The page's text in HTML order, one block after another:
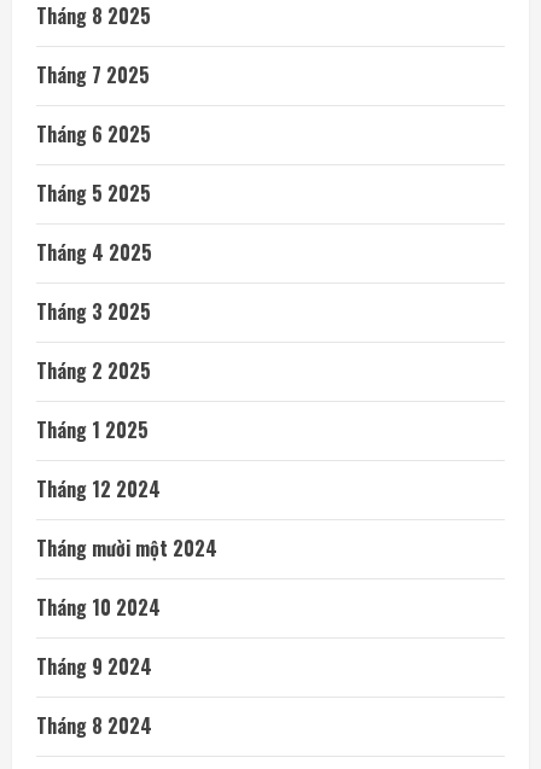
Tháng 8 2025
Tháng 7 2025
Tháng 6 2025
Tháng 5 2025
Tháng 4 2025
Tháng 3 2025
Tháng 2 2025
Tháng 1 2025
Tháng 12 2024
Tháng mười một 2024
Tháng 10 2024
Tháng 9 2024
Tháng 8 2024